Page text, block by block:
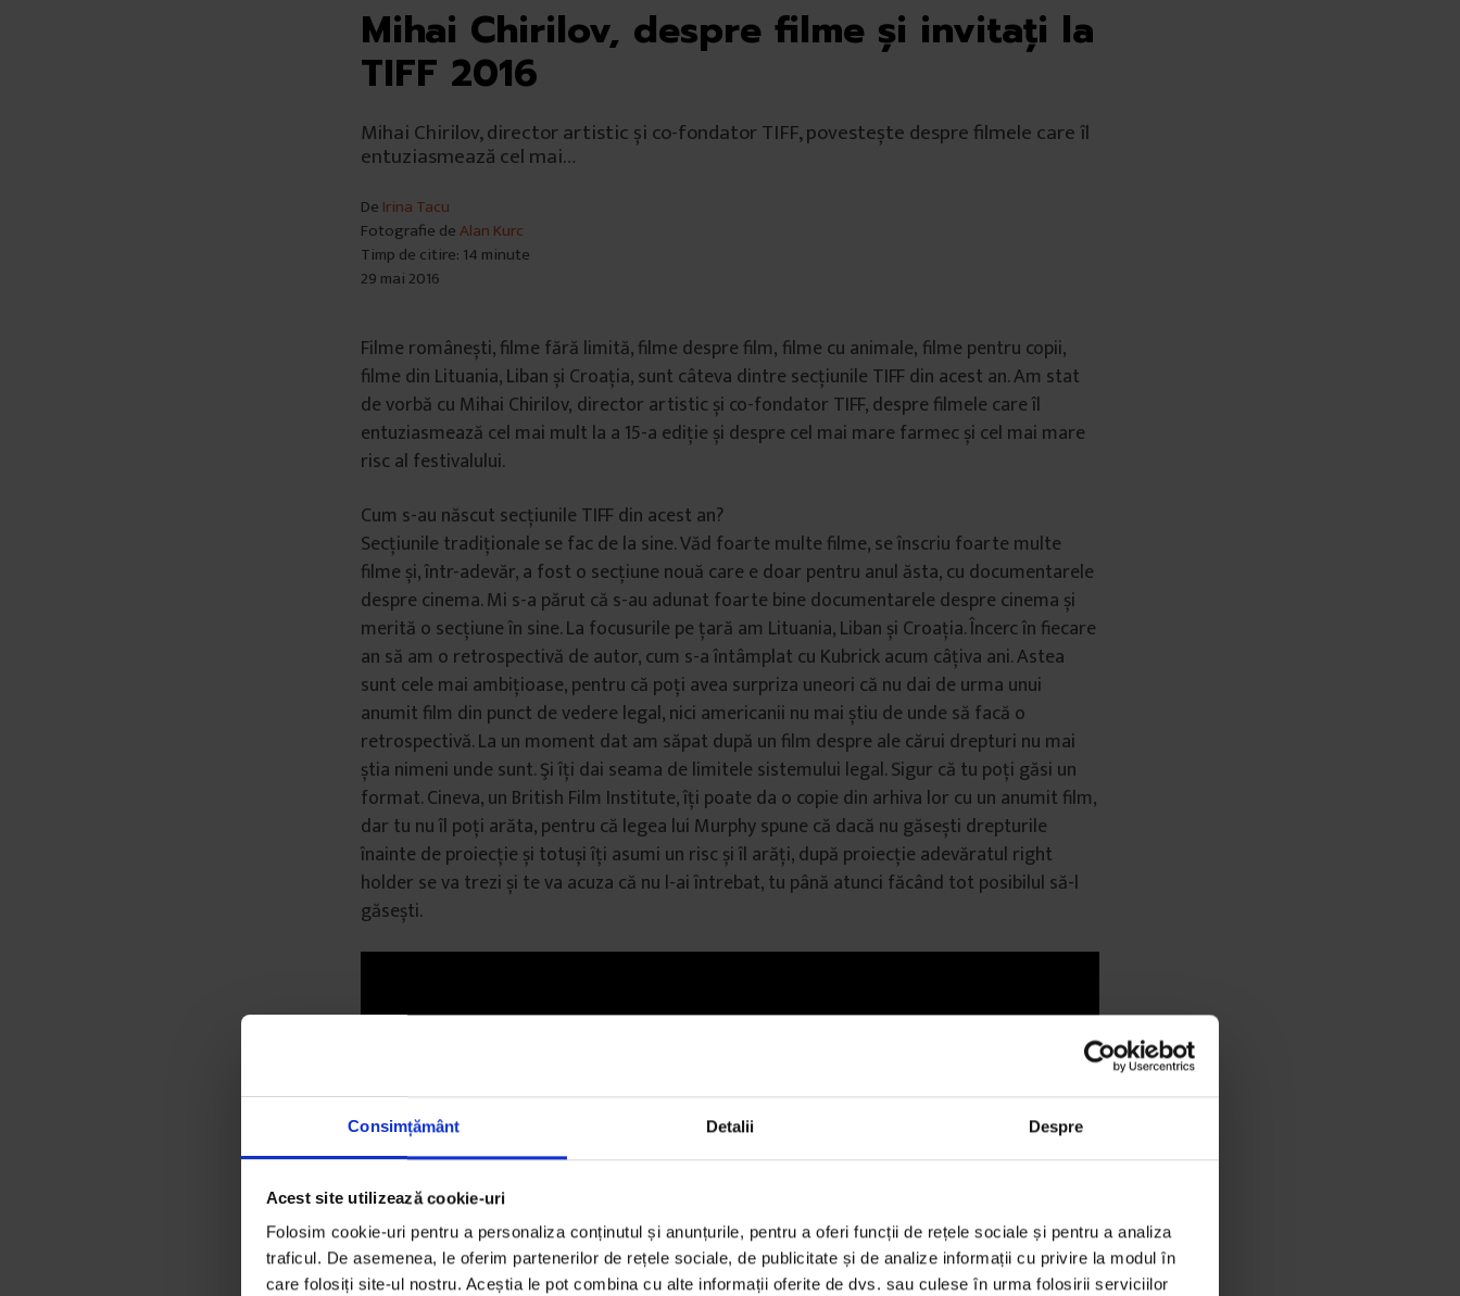
Consimțământ Detalii Despre
Acest site utilizează cookie-uri
Folosim cookie-uri pentru a personaliza conținutul și anunțurile, pentru a oferi funcții de rețele sociale și pentru a analiza
traficul. De asemenea, le oferim partenerilor de rețele sociale, de publicitate și de analize informații cu privire la modul în
care folosiți site-ul nostru. Aceștia le pot combina cu alte informații oferite de dvs. sau culese în urma folosirii serviciilor
Mihai Chirilov, despre filme şi invitaţi la
TIFF 2016
Mihai Chirilov, director artistic și co-fondator TIFF, povestește despre filmele care îl
entuziasmează cel mai…
De Irina Tacu
Fotografie deAlan Kurc
Timp de citire: 14 minute
29 mai 2016
Filme românești, filme fără limită, filme despre film, filme cu animale, filme pentru copii,
filme din Lituania, Liban și Croația, sunt câteva dintre secțiunile TIFF din acest an. Am stat
de vorbă cu Mihai Chirilov, director artistic și co-fondator TIFF, despre filmele care îl
entuziasmează cel mai mult la a 15-a ediție și despre cel mai mare farmec și cel mai mare
risc al festivalului.
Cum s-au născut secțiunile TIFF din acest an?
Secțiunile tradiționale se fac de la sine. Văd foarte multe filme, se înscriu foarte multe
filme și, într-adevăr, a fost o secțiune nouă care e doar pentru anul ăsta, cu documentarele
despre cinema. Mi s-a părut că s-au adunat foarte bine documentarele despre cinema și
merită o secțiune în sine. La focusurile pe țară am Lituania, Liban și Croația. Încerc în fiecare
an să am o retrospectivă de autor, cum s-a întâmplat cu Kubrick acum câțiva ani. Astea
sunt cele mai ambițioase, pentru că poți avea surpriza uneori că nu dai de urma unui
anumit film din punct de vedere legal, nici americanii nu mai știu de unde să facă o
retrospectivă. La un moment dat am săpat după un film despre ale cărui drepturi nu mai
știa nimeni unde sunt. Şi îți dai seama de limitele sistemului legal. Sigur că tu poți găsi un
format. Cineva, un British Film Institute, îți poate da o copie din arhiva lor cu un anumit film,
dar tu nu îl poți arăta, pentru că legea lui Murphy spune că dacă nu găsești drepturile
înainte de proiecție și totuși îți asumi un risc și îl arăți, după proiecție adevăratul right
holder se va trezi și te va acuza că nu l-ai întrebat, tu până atunci făcând tot posibilul să-l
găsești.